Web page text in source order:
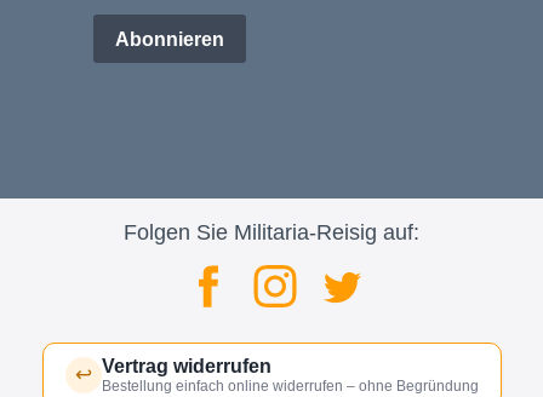
Abonnieren
Folgen Sie Militaria-Reisig auf:
↩ Vertrag widerrufen
Bestellung einfach online widerrufen – ohne Begründung